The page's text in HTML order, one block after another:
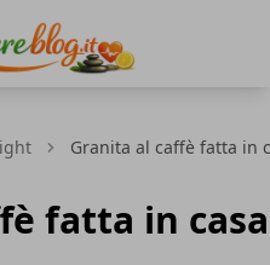
Granita al caffè fatta in
fatta in